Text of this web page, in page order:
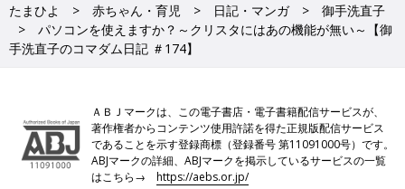
たまひよ 赤ちゃん・育児 日記・マンガ
御手洗直子
パソコンを使えますか？～クリスタにはあの機能が無い～【御
手洗直子のコマダム日記 ＃174】
ＡＢＪマークは、この電子書店・電子書籍配信サービスが、
著作権者からコンテンツ使用許諾を得た正規版配信サービス
であることを示す登録商標（登録番号 第11091000号）です。
ABJマークの詳細、ABJマークを掲示しているサービスの一覧
はこちら→https://aebs.or.jp/